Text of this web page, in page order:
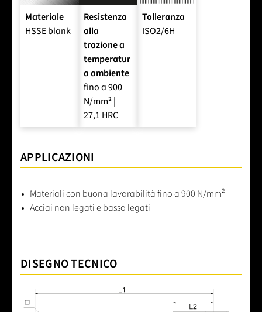
Materiale
HSSE blank
Resistenza
alla
trazione a
temperatur
a ambiente
fino a 900
N/mm² |
27,1 HRC
Tolleranza
ISO2/6H
APPLICAZIONI
Materiali con buona lavorabilità fino a 900 N/mm²
Acciai non legati e basso legati
DISEGNO TECNICO